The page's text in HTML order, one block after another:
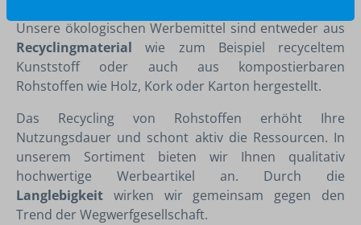
Unsere ökologischen Werbemittel sind entweder aus
Recyclingmaterialwie zum Beispiel recyceltem
Kunststoff oder auch aus kompostierbaren
Rohstoffen wie Holz, Kork oder Karton hergestellt.
Das Recycling von Rohstoffen erhöht Ihre
Nutzungsdauer und schont aktiv die Ressourcen. In
unserem Sortiment bieten wir Ihnen qualitativ
hochwertige Werbeartikel an. Durch die
Langlebigkeit wirken wir gemeinsam gegen den
Trend der Wegwerfgesellschaft.